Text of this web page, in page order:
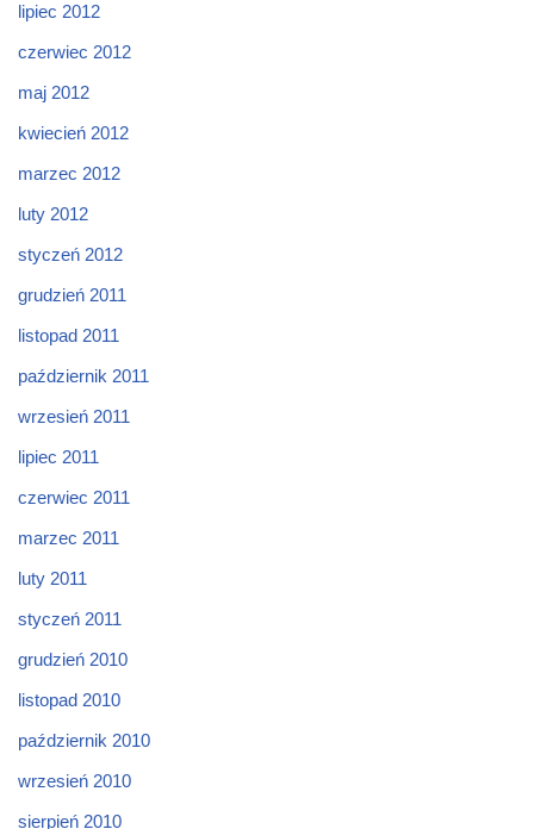
lipiec 2012
czerwiec 2012
maj 2012
kwiecień 2012
marzec 2012
luty 2012
styczeń 2012
grudzień 2011
listopad 2011
październik 2011
wrzesień 2011
lipiec 2011
czerwiec 2011
marzec 2011
luty 2011
styczeń 2011
grudzień 2010
listopad 2010
październik 2010
wrzesień 2010
sierpień 2010